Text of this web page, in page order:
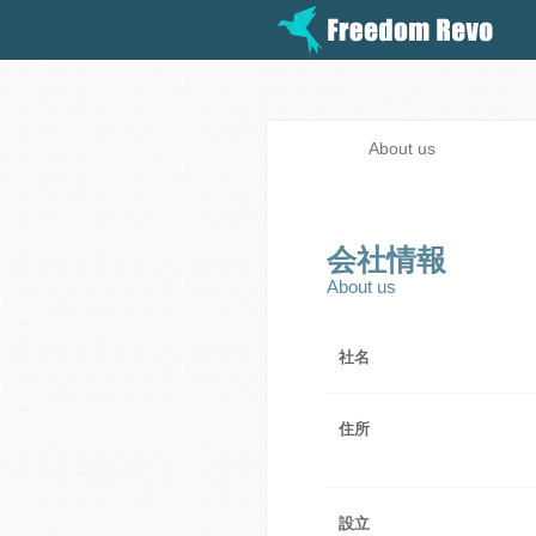
About us
会社情報
About us
社名
住所
設立